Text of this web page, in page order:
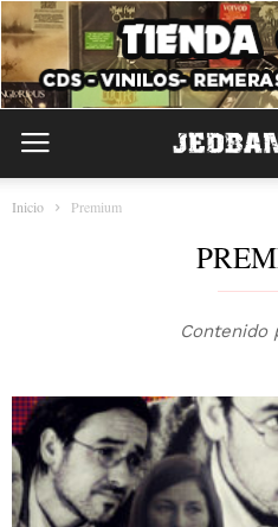
Inicio Premium
Contenido